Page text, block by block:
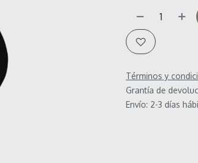
Términos y
Grantía de
Envío: 2-3 días